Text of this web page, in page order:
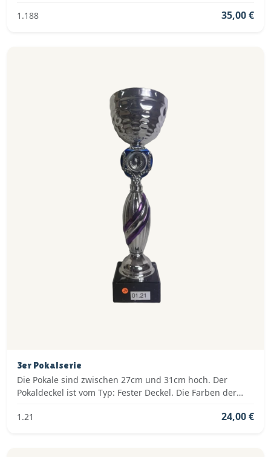
1.188
35,00 €
3er Pokalserie
Die Pokale sind zwischen 27cm und 31cm hoch. Der
Pokaldeckel ist vom Typ: Fester Deckel. Die Farben der
1.21
24,00 €